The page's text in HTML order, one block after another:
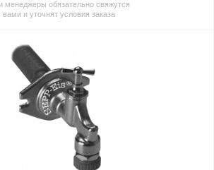
менеджеры обязательно свяжутся
вами и уточнят условия заказа